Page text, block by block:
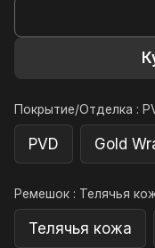
Покрытие/Отделка :
PVD Gold
Ремешок : Телячья
Телячья кожа